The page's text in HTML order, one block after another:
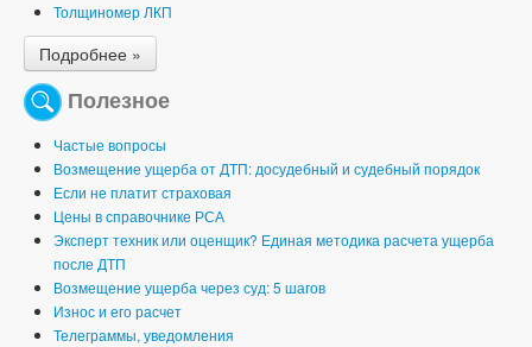
Толщиномер ЛКП
Подробнее »
Полезное
Частые вопросы
Возмещение ущерба от ДТП: досудебный и судебный порядок
Если не платит страховая
Цены в справочнике РСА
Эксперт техник или оценщик? Единая методика расчета ущерба
после ДТП
Возмещение ущерба через суд: 5 шагов
Износ и его расчет
Телеграммы, уведомления